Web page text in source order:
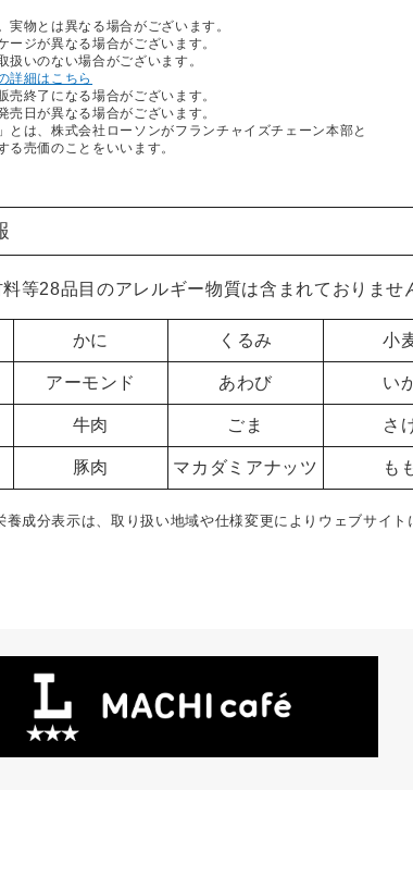
物とは異なる場合がございます。
ジが異なる場合がございます。
いのない場合がございます。
詳細はこちら
終了になる場合がございます。
日が異なる場合がございます。
は、株式会社ローソンがフランチャイズチェーン本部と
る売価のことをいいます。
等28品目のアレルギー物質は含まれておりませ
かに くるみ 小
アーモンド あわび い
牛肉 ごま さ
豚肉 マカダミアナッツ も
成分表示は、取り扱い地域や仕様変更によりウェブサイ